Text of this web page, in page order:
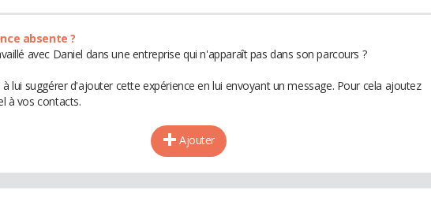
absente ?
avec Daniel dans une entreprise qui n'apparaît pas dans son parcours ?
à lui suggérer d'ajouter cette expérience en lui envoyant un message. Pour cela ajoutez
à vos contacts.
Ajouter